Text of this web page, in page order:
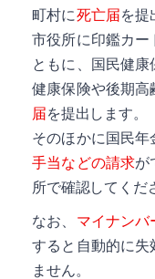
町村に死亡届を提
市役所に印鑑カー
ともに、国民健
健康保険や後期
届を提出します。
そのほかに国民
手当などの請求が
所で確認してくだ
なお、 マイナンバ
すると自動的に失
ません。